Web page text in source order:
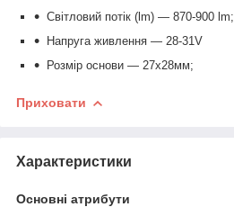
Світловий потік (lm) — 870-900 lm;
Напруга живлення — 28-31V
Розмір основи — 27х28мм;
Приховати
Характеристики
Основні атрибути